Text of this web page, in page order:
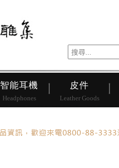
智能耳機
Headphones
皮件
Leather Goods
後背包